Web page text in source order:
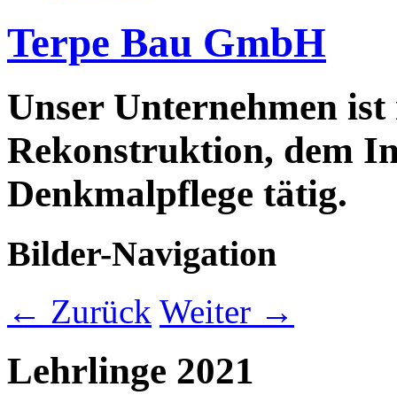
Terpe Bau GmbH
Unser Unternehmen
Rekonstruktion, dem
Denkmalpflege tätig.
Bilder-Navigation
← Zurück Weiter →
Lehrlinge 2021